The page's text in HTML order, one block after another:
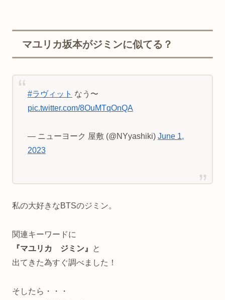
マユリカ坂本がジミンに似てる？
#ラヴィット なう〜
pic.twitter.com/8OuMTqOnQA
— ニューヨーク 屋敷 (@NYyashiki) June 1,
2023
私の大好きなBTSのジミン。
関連キーワードに
『マユリカ ジミン』
と
出てきた為すぐ調べました！
そしたら・・・